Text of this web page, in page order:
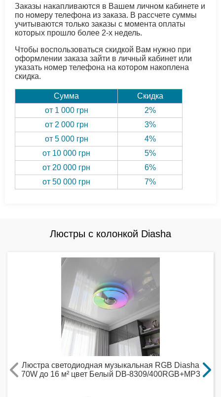
Заказы накапливаются в Вашем личном кабинете и
по номеру телефона из заказа. В рассчете суммы
учитываются только заказы с момента оплаты
которых прошло более 2-х недель.
Чтобы воспользоваться скидкой Вам нужно при
оформлении заказа зайти в личный кабинет или
указать номер телефона на котором накоплена
скидка.
Сумма
Скидка
от 1 000 грн
2%
от 2 000 грн
3%
от 5 000 грн
4%
от 10 000 грн
5%
от 20 000 грн
6%
от 50 000 грн
7%
Люстры с колонкой Diasha
Люстра светодиодная музыкальная RGB Diasha
70W до 16 м² цвет Белый DB-8309/400RGB+MP3